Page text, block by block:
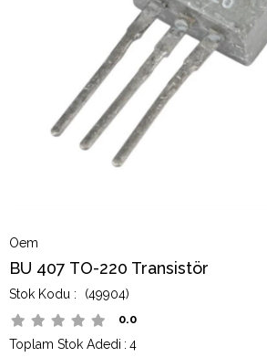
Oem
BU 407 TO-220 Transistör
(49904)
0.0
Toplam Stok Adedi : 4